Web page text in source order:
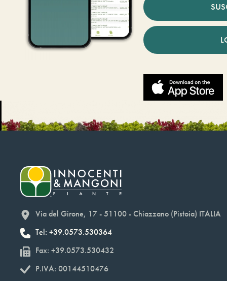
Via del Girone, 17 - 51100 - Chiazzano (Pistoia) ITALIA
Tel: +39.0573.530364
Fax: +39.0573.530432
P.IVA: 00144510476